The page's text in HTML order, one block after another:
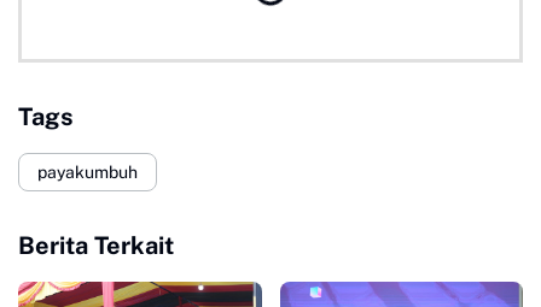
Tags
payakumbuh
Berita Terkait